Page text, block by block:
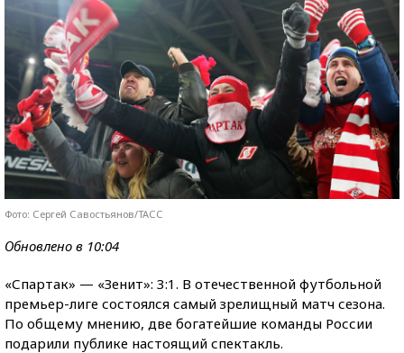
Фото: Сергей Савостьянов/ТАСС
Обновлено в 10:04
«Спартак» — «Зенит»: 3:1. В отечественной футбольной
премьер-лиге состоялся самый зрелищный матч сезона.
По общему мнению, две богатейшие команды России
подарили публике настоящий спектакль.